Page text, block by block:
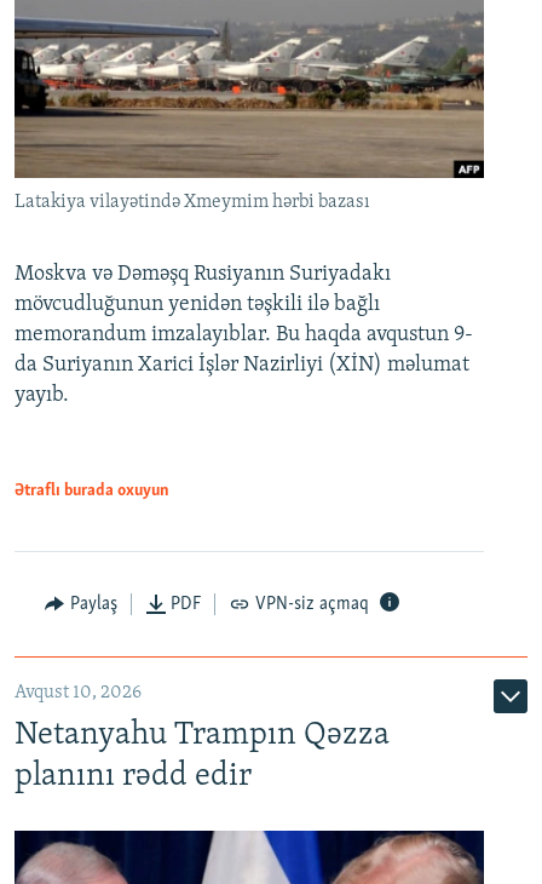
Latakiya vilayətində Xmeymim hərbi bazası
Moskva və Dəməşq Rusiyanın Suriyadakı
mövcudluğunun yenidən təşkili ilə bağlı
memorandum imzalayıblar. Bu haqda avqustun 9-
da Suriyanın Xarici İşlər Nazirliyi (XİN) məlumat
yayıb.
Ətraflı burada oxuyun
Paylaş PDF VPN-siz açmaq
Avqust 10, 2026
Netanyahu Trampın Qəzza
planını rədd edir